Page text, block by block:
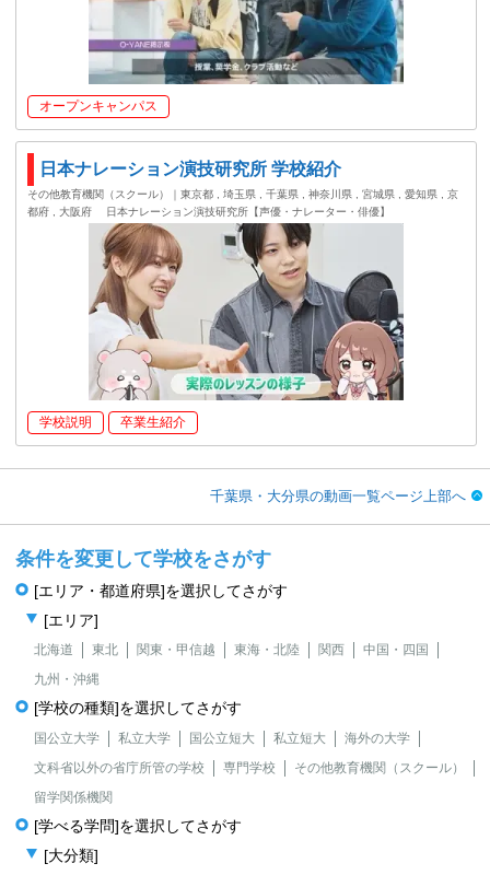
オープンキャンパス
日本ナレーション演技研究所 学校紹介
その他教育機関（スクール）｜東京都 , 埼玉県 , 千葉県 , 神奈川県 , 宮城県 , 愛知県 , 京
都府 , 大阪府
日本ナレーション演技研究所【声優・ナレーター・俳優】
学校説明 卒業生紹介
千葉県・大分県の動画一覧ページ上部へ
条件を変更して学校をさがす
[エリア・都道府県]を選択してさがす
[エリア]
北海道 東北 関東・甲信越 東海・北陸 関西
中国・四国
九州・沖縄
[学校の種類]を選択してさがす
国公立大学 私立大学 国公立短大 私立短大
海外の大学
文科省以外の省庁所管の学校
専門学校
その他教育機関（スクール）
留学関係機関
[学べる学問]を選択してさがす
[大分類]